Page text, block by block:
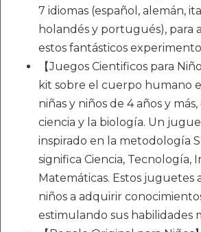
7 idiomas (español, alemán,
holandés y portugués), para
estos fantásticos
【Juegos Cientificos para
kit sobre el cuerpo humano
niñas y niños de 4 años y
ciencia y la biología. Un
inspirado en la metodología
significa Ciencia, Tecnología,
Matemáticas. Estos juguetes
niños a adquirir
estimulando sus habilidades